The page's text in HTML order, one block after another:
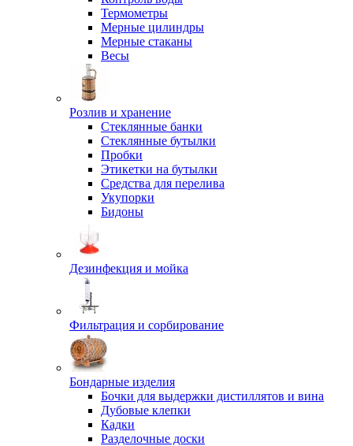
Термометры
Мерные цилиндры
Мерные стаканы
Весы
Розлив и хранение
Стеклянные банки
Стеклянные бутылки
Пробки
Этикетки на бутылки
Средства для перелива
Укупорки
Бидоны
Дезинфекция и мойка
Фильтрация и сорбирование
Бондарные изделия
Бочки для выдержки дистиллятов и вина
Дубовые клепки
Кадки
Разделочные доски